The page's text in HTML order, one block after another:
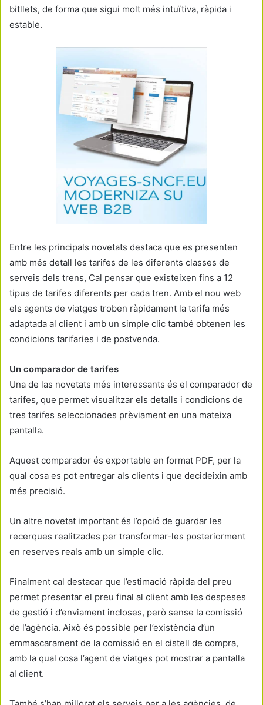
bitllets, de forma que sigui molt més intuïtiva, ràpida i
estable.
Entre les principals novetats destaca que es presenten
amb més detall les tarifes de les diferents classes de
serveis dels trens, Cal pensar que existeixen fins a 12
tipus de tarifes diferents per cada tren. Amb el nou web
els agents de viatges troben ràpidament la tarifa més
adaptada al client i amb un simple clic també obtenen les
condicions tarifaries i de postvenda.
Un comparador de tarifes
Una de las novetats més interessants és el comparador de
tarifes, que permet visualitzar els detalls i condicions de
tres tarifes seleccionades prèviament en una mateixa
pantalla.
Aquest comparador és exportable en format PDF, per la
qual cosa es pot entregar als clients i que decideixin amb
més precisió.
Un altre novetat important és l’opció de guardar les
recerques realitzades per transformar-les posteriorment
en reserves reals amb un simple clic.
Finalment cal destacar que l’estimació ràpida del preu
permet presentar el preu final al client amb les despeses
de gestió i d’enviament incloses, però sense la comissió
de l’agència. Això és possible per l’existència d’un
emmascarament de la comissió en el cistell de compra,
amb la qual cosa l’agent de viatges pot mostrar a pantalla
al client.